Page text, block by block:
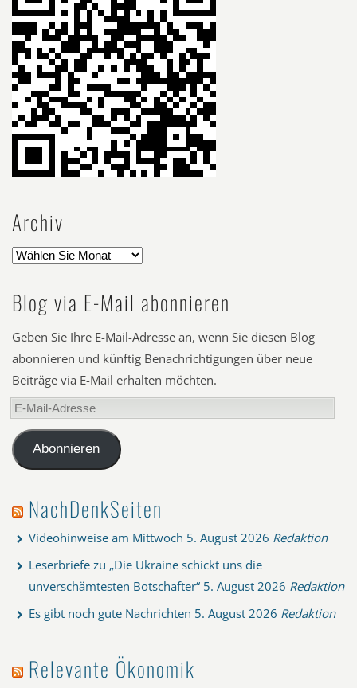
Archiv
Blog via E-Mail abonnieren
Geben Sie Ihre E-Mail-Adresse an, wenn Sie diesen Blog
abonnieren und künftig Benachrichtigungen über neue
Beiträge via E-Mail erhalten möchten.
E-
Mail-
AdresseAbonnieren
NachDenkSeiten
Videohinweise am Mittwoch 5. August 2026 Redaktion
Leserbriefe zu „Die Ukraine schickt uns die
unverschämtesten Botschafter“ 5. August 2026 Redaktion
Es gibt noch gute Nachrichten 5. August 2026 Redaktion
Relevante Ökonomik